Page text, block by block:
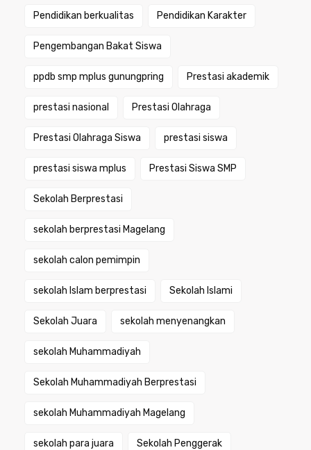
Pendidikan berkualitas Pendidikan Karakter
Pengembangan Bakat Siswa
ppdb smp mplus gunungpring Prestasi akademik
prestasi nasional Prestasi Olahraga
Prestasi Olahraga Siswa prestasi siswa
prestasi siswa mplus Prestasi Siswa SMP
Sekolah Berprestasi
sekolah berprestasi Magelang
sekolah calon pemimpin
sekolah Islam berprestasi Sekolah Islami
Sekolah Juara sekolah menyenangkan
sekolah Muhammadiyah
Sekolah Muhammadiyah Berprestasi
sekolah Muhammadiyah Magelang
sekolah para juara Sekolah Penggerak